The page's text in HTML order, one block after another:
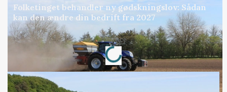
Folketinget behandler ny gødskningslov: Sådan
kan den ændre din bedrift fra 2027
Annonce
Loading...